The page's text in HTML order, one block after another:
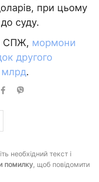
при цьому
суду.
СПЖ, мормони
другого
млрд.
необхідний текст і
помилку, щоб повідомити